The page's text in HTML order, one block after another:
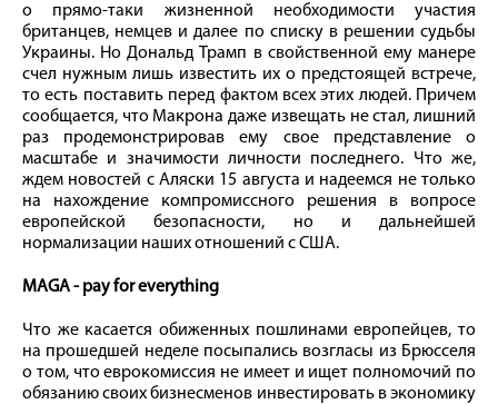
о прямо-таки жизненной необходимости участия
британцев, немцев и далее по списку в решении судьбы
Украины. Но Дональд Трамп в свойственной ему манере
счел нужным лишь известить их о предстоящей встрече,
то есть поставить перед фактом всех этих людей. Причем
сообщается, что Макрона даже извещать не стал, лишний
раз продемонстрировав ему свое представление о
масштабе и значимости личности последнего. Что же,
ждем новостей с Аляски 15 августа и надеемся не только
на нахождение компромиссного решения в вопросе
европейской безопасности, но и дальнейшей
нормализации наших отношений с США.
MAGA - pay for everything
Что же касается обиженных пошлинами европейцев, то
на прошедшей неделе посыпались возгласы из Брюсселя
о том, что еврокомиссия не имеет и ищет полномочий по
обязанию своих бизнесменов инвестировать в экономику